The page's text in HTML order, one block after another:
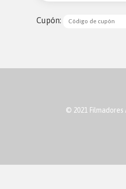
Cupón:
© 2021